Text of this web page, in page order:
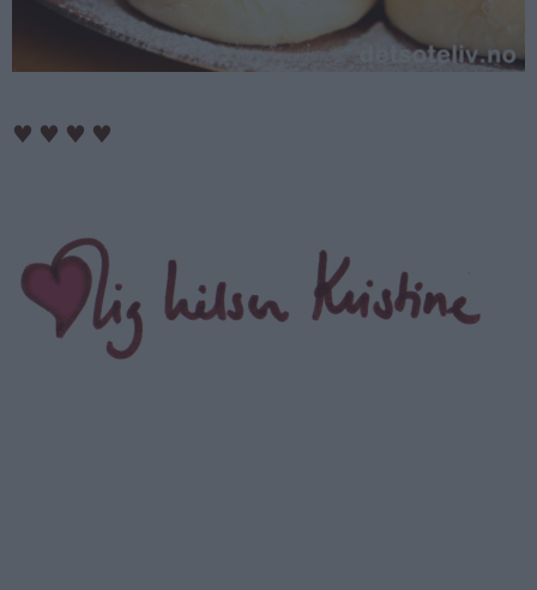
♥ ♥ ♥ ♥